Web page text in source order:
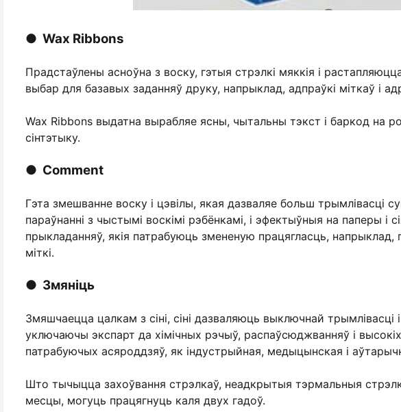
● Wax Ribbons
Прадстаўлены асноўна з воску, гэтыя стрэлкі мяккія і
выбар для базавых заданняў друку, напрыклад, адпраўкі міткаў і
Wax Ribbons выдатна вырабляе ясны, чытальны тэкст і баркод на
сінтэтыку.
● Comment
Гэта змешванне воску і цэвілы, якая дазваляе больш трымлівасці
параўнанні з чыстымі воскімі рэбёнкамі, і эфектыўныя на паперы і
прыкладанняў, якія патрабуюць змененую працягласць,
міткі.
● Змяніць
Змяшчаецца цалкам з сіні, сіні дазваляюць выключнай
уключаючы экспарт да хімічных рэчыў, распаўсюджванняў і
патрабуючых асяроддзяў, як індустрыйная, медыцынская і
Што тычыцца захоўвання стрэлкаў, неадкрытыя тэрмальныя
месцы, могуць працягнуць каля двух гадоў.